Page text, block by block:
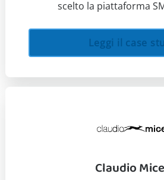
scelto la piattaforma
Leggi il case
Claudio